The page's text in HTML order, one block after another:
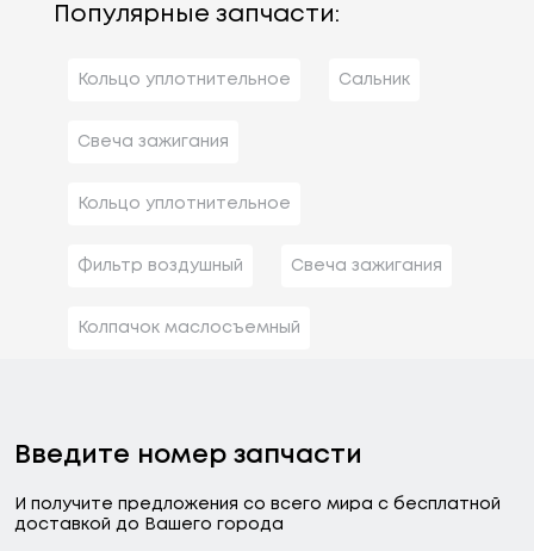
Популярные запчасти:
Кольцо уплотнительное Сальник
Свеча зажигания
Кольцо уплотнительное
Фильтр воздушный Свеча зажигания
Колпачок маслосъемный
Введите номер запчасти
И получите предложения со всего мира с бесплатной
доставкой до Вашего города